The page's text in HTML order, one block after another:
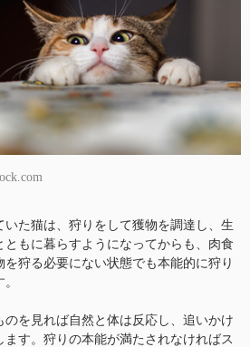
いた猫は、狩りをして獲物を調達し、生
ともに暮らすようになってからも、肉食
狩る必要にない状態でも本能的に狩り
のを見れば自然と体は反応し、追いかけ
す。狩りの本能が満たされなければス